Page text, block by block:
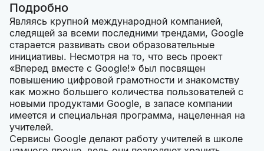
Подробно
Являясь крупной международной компанией,
следящей за всеми последними трендами, Google
старается развивать свои образовательные
инициативы. Несмотря на то, что весь проект
«Вперед вместе с Google!» был посвящен
повышению цифровой грамотности и знакомству
как можно большего количества пользователей с
новыми продуктами Google, в запасе компании
имеется и специальная программа, нацеленная на
учителей.
Сервисы Google делают работу учителей в школе